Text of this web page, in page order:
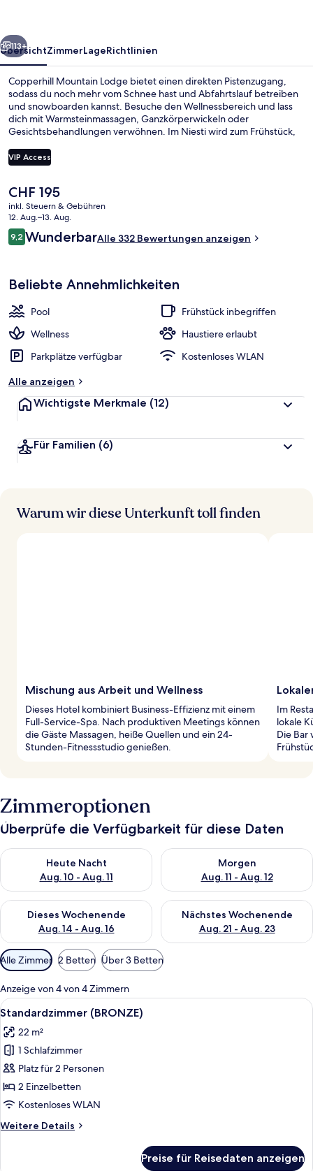
Weiter
113+
ÜbersichtZimmerLageRichtlinien
Copperhill Mountain Lodge bietet einen direkten Pistenzugang,
sodass du noch mehr vom Schnee hast und Abfahrtslauf betreiben
und snowboarden kannst. Besuche den Wellnessbereich und lass
dich mit Warmsteinmassagen, Ganzkörperwickeln oder
Gesichtsbehandlungen verwöhnen. Im Niesti wird zum Frühstück,
Highlights bietet dieses Hotel im Boutique-Stil 2 Innenpools, einen
Außenpool und eine Poolbar. Wintersportler können sich auf einen
Skipässen, einem Skiraum und einem Skiverleih.
VIP Access
Der
aktuelle
Preis
beträgt
CHF 195.
CHF 195
inkl. Steuern & Gebühren
12. Aug.–13. Aug.
Bewertungen
9,29,2 von 10.
WunderbarAlle 332 Bewertungen anzeigen
Beliebte Annehmlichkeiten
Pool
Frühstück inbegriffen
Wellness
Haustiere erlaubt
Parkplätze verfügbar
Kostenloses WLAN
Alle anzeigen
Wichtigste Merkmale (12)
Für Familien (6)
Warum wir diese Unterkunft toll finden
Mischung aus Arbeit und Wellness
Dieses Hotel kombiniert Business-Effizienz mit einem
Full-Service-Spa. Nach produktiven Meetings können
die Gäste Massagen, heiße Quellen und ein 24-
Stunden-Fitnessstudio genießen.
Im
lokale
Die Bar
Zimmeroptionen
Überprüfe die Verfügbarkeit für diese Daten
Heute Nacht
Aug. 10 - Aug. 11
Überprüfe die Verfügbarkeit für heute Nacht, Aug. 10 - Aug.
Morgen
Aug. 11 - Aug. 12
Überprüfe die Verfügbarkeit
Dieses Wochenende
Aug. 14 - Aug. 16
Überprüfe die Verfügbarkeit für dieses Wochenende, Aug. 14
Nächstes Wochenende
Aug. 21 - Aug. 23
Überprüfe die Verfügbarkeit
Verfügbare
Filter
für
Zimmer
Alle Zimmer 2 Betten Über 3 Betten
Anzeige von 4 von 4 Zimmern
Alle
Fotos
für
Standardzimmer
(BRONZE)
anzeigen
Ein modernes Schlafzimmer mit
5
Standardzimmer (BRONZE)
22 m²
1 Schlafzimmer
Platz für 2 Personen
2 Einzelbetten
Kostenloses WLAN
Weitere Details
Weitere
Preise für Reisedaten anzeigen